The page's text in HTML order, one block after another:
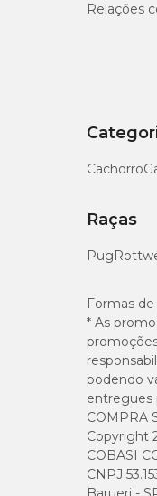
Relações
Cachorro
Raças
Pug
Formas
* As
podendo
entregues
COMPRA
Copyright
COBASI
CNPJ